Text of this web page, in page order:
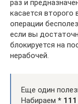
раз и
касается второго
операции
если вы
блокируется на
нерабочей.
Еще один
Набираем *